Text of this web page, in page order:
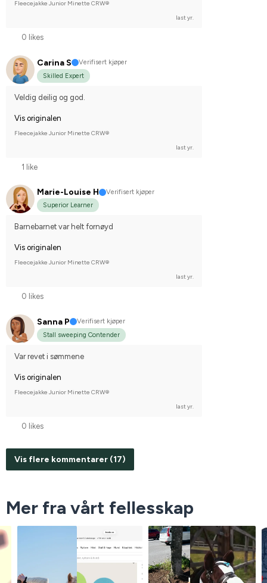
Fleecejakke Junior Minette CRW®
last yr.
0 likes
Carina S
Verifisert kjøper
Skilled Expert
Veldig deilig og god.
Vis originalen
Fleecejakke Junior Minette CRW®
last yr.
1 like
Marie-Louise H
Verifisert kjøper
Superior Learner
Barnebarnet var helt fornøyd
Vis originalen
Fleecejakke Junior Minette CRW®
last yr.
0 likes
Sanna P
Verifisert kjøper
Stall sweeping Contender
Var revet i sømmene
Vis originalen
Fleecejakke Junior Minette CRW®
last yr.
0 likes
Vis flere kommentarer (17)
Mer fra vårt fellesskap